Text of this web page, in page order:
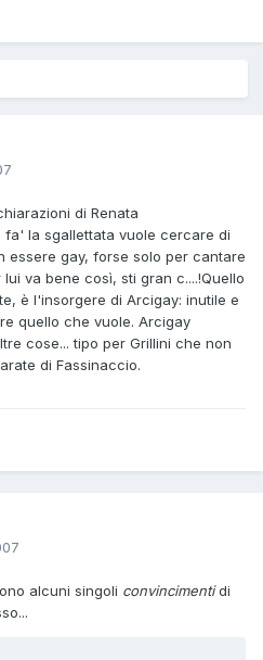
di Renata
la sgallettata vuole cercare di
essere gay, forse solo per cantare
va bene così, sti gran c....!Quello
è l'insorgere di Arcigay: inutile e
quello che vuole. Arcigay
cose... tipo per Grillini che non
di Fassinaccio.
alcuni singoli convincimentidi